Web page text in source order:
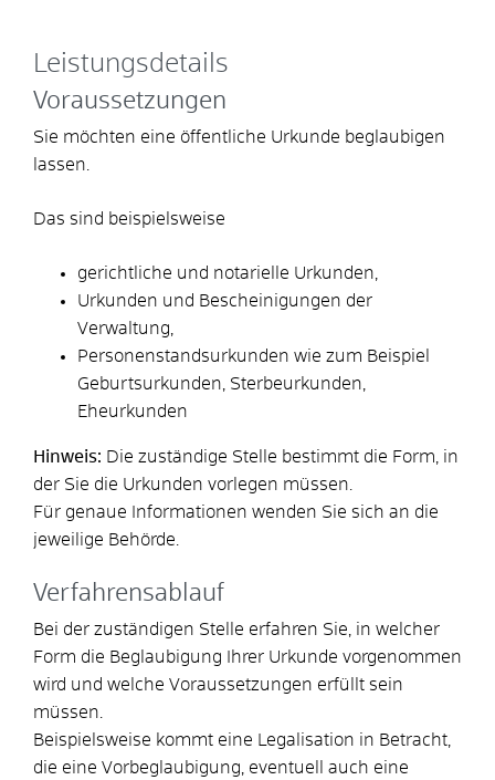
Leistungsdetails
Voraussetzungen
Sie möchten eine öffentliche Urkunde beglaubigen
lassen.
Das sind beispielsweise
gerichtliche und notarielle Urkunden,
Urkunden und Bescheinigungen der
Verwaltung,
Personenstandsurkunden wie zum Beispiel
Geburtsurkunden, Sterbeurkunden,
Eheurkunden
Hinweis: Die zuständige Stelle bestimmt die Form, in
der Sie die Urkunden vorlegen müssen.
Für genaue Informationen wenden Sie sich an die
jeweilige Behörde.
Verfahrensablauf
Bei der zuständigen Stelle erfahren Sie, in welcher
Form die Beglaubigung Ihrer Urkunde vorgenommen
wird und welche Voraussetzungen erfüllt sein
müssen.
Beispielsweise kommt eine Legalisation in Betracht,
die eine Vorbeglaubigung, eventuell auch eine